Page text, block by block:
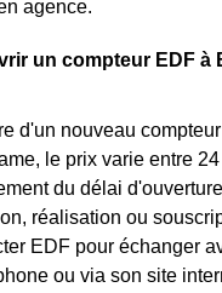
agence.
un compteur EDF à
d'un nouveau
le prix varie entre
du délai
réalisation ou
EDF pour échanger
ou via son site